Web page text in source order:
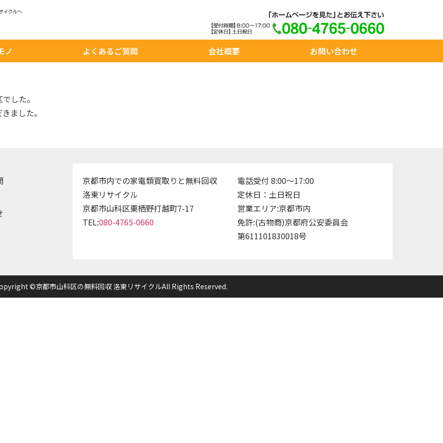
ノ よくあるご質問 会社概要 お問い合わせ
した。
ました。
京都市内での家電類買取りと無料回収
洛東リサイクル
京都市山科区栗栖野打越町7-17
TEL:080-4765-0660
電話受付 8:00～17:00
定休日：土日祝日
営業エリア:京都市内
免許:(古物商)京都府公安委員会
第611101830018号
©京都市山科区の無料回収 洛東リサイクルAll Rights Reserved.